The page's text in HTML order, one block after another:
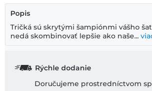
Popis
Tričká sú skrytými šampiónmi vášho
nedá skombinovať lepšie ako naše...
Rýchle dodanie
Doručujeme prostredníctvom